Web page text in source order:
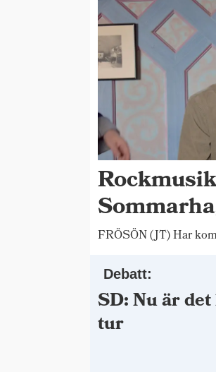
FRÖSÖN (JT) Har
Debatt:
SD: Nu är
tur